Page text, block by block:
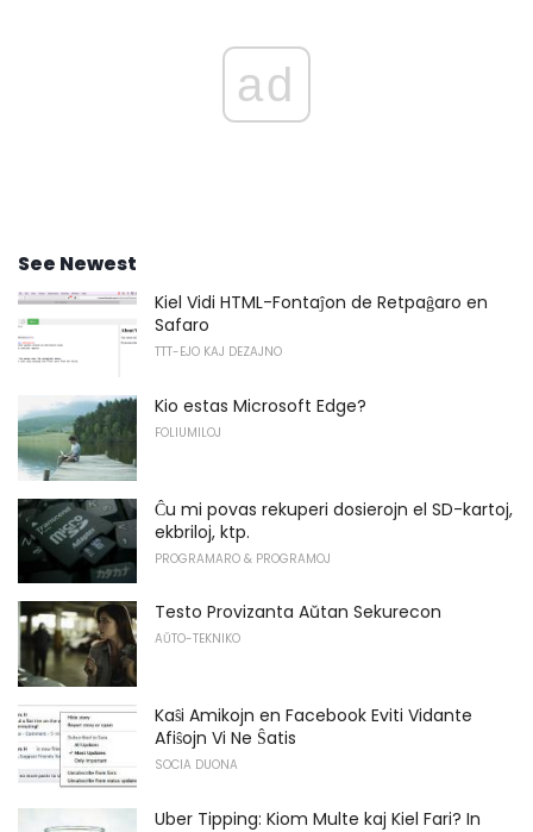
ad
See Newest
Kiel Vidi HTML-Fontaĵon de Retpaĝaro en
Safaro
TTT-EJO KAJ DEZAJNO
Kio estas Microsoft Edge?
FOLIUMILOJ
Ĉu mi povas rekuperi dosierojn el SD-kartoj,
ekbriloj, ktp.
PROGRAMARO & PROGRAMOJ
Testo Provizanta Aŭtan Sekurecon
AŬTO-TEKNIKO
Kaŝi Amikojn en Facebook Eviti Vidante
Afiŝojn Vi Ne Ŝatis
SOCIA DUONA
Uber Tipping: Kiom Multe kaj Kiel Fari? In